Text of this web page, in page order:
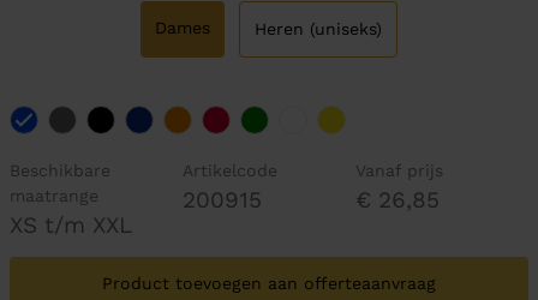
Dames Heren (uniseks)
Beschikbare
maatrange
XS t/m XXL
Artikelcode
200915
Vanaf prijs
€ 26,85
Product toevoegen aan offerteaanvraag